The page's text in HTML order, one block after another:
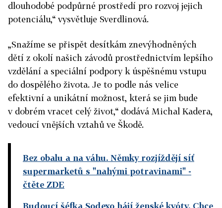
dlouhodobé podpůrné prostředí pro rozvoj jejich
potenciálu,“ vysvětluje Sverdlinová.
„Snažíme se přispět desítkám znevýhodněných
dětí z okolí našich závodů prostřednictvím lepšího
vzdělání a speciální podpory k úspěšnému vstupu
do dospělého života. Je to podle nás velice
efektivní a unikátní možnost, která se jim bude
v dobrém vracet celý život,“ dodává Michal Kadera,
vedoucí vnějších vztahů ve Škodě.
Bez obalu a na váhu. Němky rozjíždějí síť
supermarketů s "nahými potravinami" -
čtěte ZDE
Budoucí šéfka Sodexo hájí ženské kvóty. Chce